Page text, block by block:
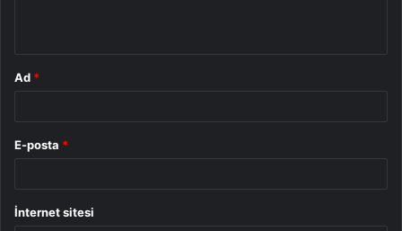
Ad *
E-posta *
İnternet sitesi